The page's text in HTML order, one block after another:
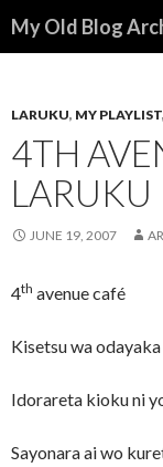
My Old Blog
LARUKU, MY PLAYLIST,
4TH
LARUKU
JUNE 19, 2007
4th avenuecafé
Kisetsu wa
Idorareta kioku ni
Sayonara ai wo